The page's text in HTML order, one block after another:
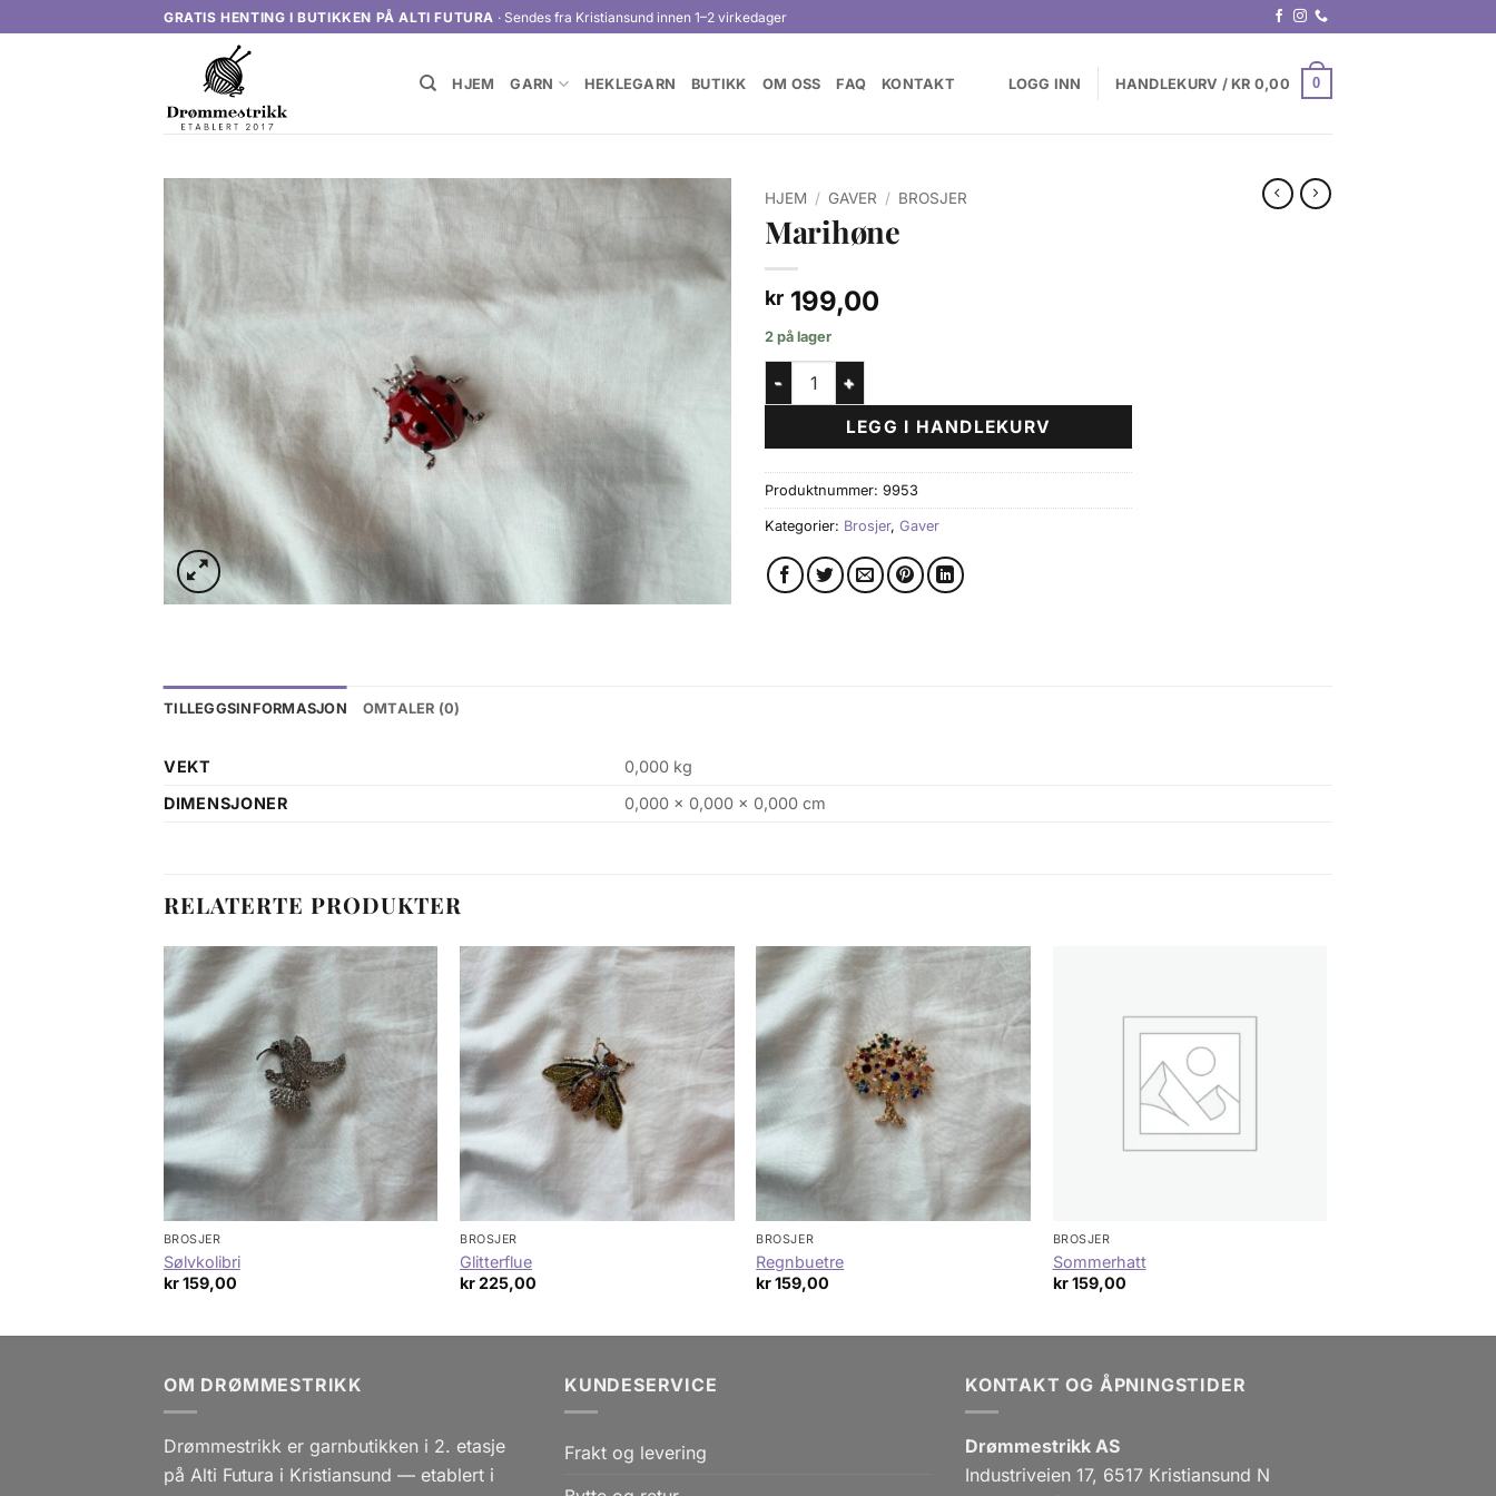
GRATIS HENTING I BUTIKKEN PÅ ALTI FUTURA · Sendes fra Kristiansund innen 1–2 virkedager
HJEM GARN HEKLEGARN BUTIKK OM OSS FAQ KONTAKT LOGG INN HANDLEKURV /KR 0,00 0
HJEM / GAVER / BROSJER
Marihøne
kr 199,00
2 på lager
Marihøne antall
LEGG I HANDLEKURV
Produktnummer: 9953
Kategorier: Brosjer, Gaver
TILLEGGSINFORMASJON OMTALER (0)
VEKT
0,000 kg
DIMENSJONER
0,000 × 0,000 × 0,000 cm
RELATERTE PRODUKTER
BROSJER
Sølvkolibri
kr159,00
BROSJER
Glitterflue
kr225,00
BROSJER
Regnbuetre
kr159,00
BROSJER
Sommerhatt
kr159,00
OM DRØMMESTRIKK
Drømmestrikk er garnbutikken i 2. etasje
på Alti Futura i Kristiansund — etablert i
KUNDESERVICE
Frakt og levering
KONTAKT OG ÅPNINGSTIDER
Drømmestrikk AS
Industriveien 17, 6517 Kristiansund N